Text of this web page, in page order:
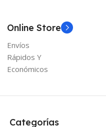
Online Store
Envíos
Rápidos Y
Económicos
Categorías